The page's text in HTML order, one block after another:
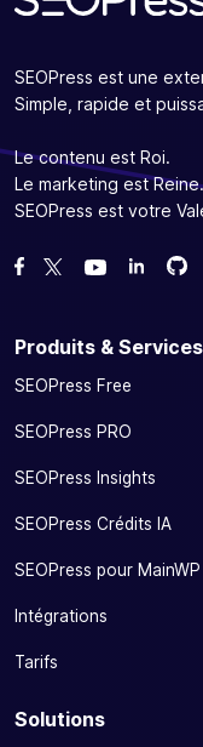
SEOPress est une
Simple, rapide et
Le contenu est Roi.
Le marketing est Reine.
SEOPress est votre
Likez notre page
Suivez-nous sur
Nous voir sur
Forcez-
Produits & Services
SEOPress Free
SEOPress PRO
SEOPress Insights
SEOPress Crédits IA
SEOPress pour
Intégrations
Tarifs
Solutions